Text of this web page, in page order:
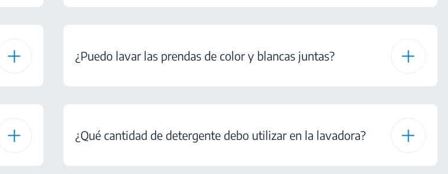
¿Puedo lavar las prendas de color y blancas juntas?
¿Qué cantidad de detergente debo utilizar en la lavadora?